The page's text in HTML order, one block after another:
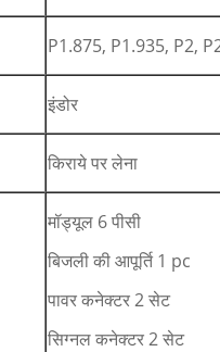
P1.875, P1.935, P2,
इंडोर
किराये पर लेना
मॉड्यूल 6 पीसी
बिजली की आपूर्ति 1 pc
पावर कनेक्टर 2 सेट
सिग्नल कनेक्टर 2 सेट